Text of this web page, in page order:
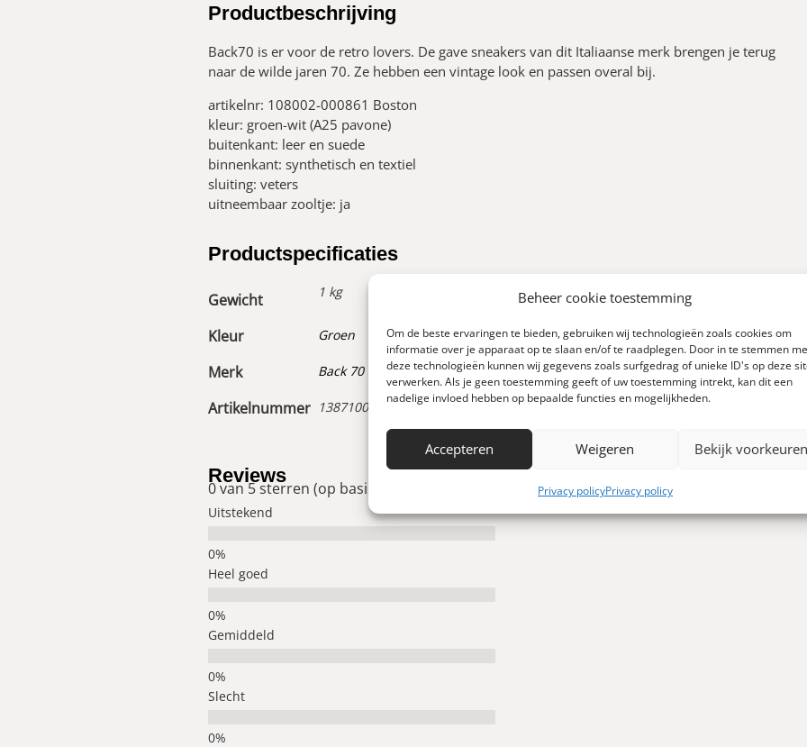
Beheer cookie toestemming
Om de beste ervaringen te bieden, gebruiken wij technologieën zoals cookies om
informatie over je apparaat op te slaan en/of te raadplegen. Door in te stemmen
deze technologieën kunnen wij gegevens zoals surfgedrag of unieke ID's op deze
verwerken. Als je geen toestemming geeft of uw toestemming intrekt, kan dit een
nadelige invloed hebben op bepaalde functies en mogelijkheden.
Accepteren Weigeren Bekijk voorkeuren
Privacy policyPrivacy policy
Productbeschrijving
Back70 is er voor de retro lovers. De gave sneakers van dit Italiaanse merk brengen je terug
naar de wilde jaren 70. Ze hebben een vintage look en passen overal bij.
artikelnr: 108002-000861 Boston
kleur: groen-wit (A25 pavone)
buitenkant: leer en suede
binnenkant: synthetisch en textiel
sluiting: veters
uitneembaar zooltje: ja
Productspecificaties
Gewicht 1 kg
Kleur Groen
Merk Back 70
Artikelnummer 138710087000
Reviews
0 van 5 sterren (op basis van 0 reviews)
Uitstekend
Heel goed
Gemiddeld
Slecht
Schrijf een review